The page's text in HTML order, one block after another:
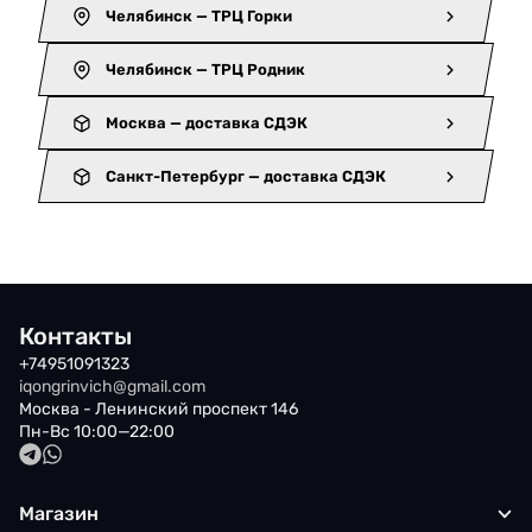
Челябинск — ТРЦ Горки
Челябинск — ТРЦ Родник
Москва — доставка СДЭК
Санкт-Петербург — доставка СДЭК
Контакты
+74951091323
iqongrinvich@gmail.com
Москва - Ленинский проспект 146
Пн-Вс 10:00—22:00
Магазин